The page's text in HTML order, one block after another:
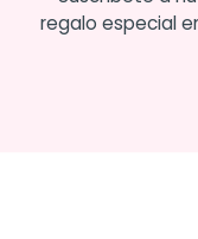
regalo especial